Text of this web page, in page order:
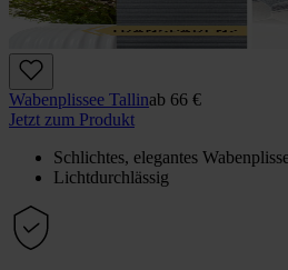
Wabenplissee Tallinab 66 €
Jetzt zum Produkt
Schlichtes, elegantes
Lichtdurchlässig